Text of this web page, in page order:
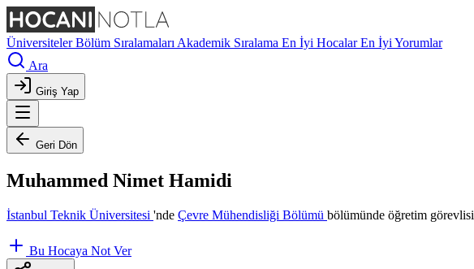
ÜniversitelerBölüm Sıralamaları Akademik Sıralama En İyi HocalarEn İyi Yorumlar
Ara
Giriş Yap
Geri Dön
Muhammed Nimet Hamidi
İstanbul Teknik Üniversitesi 'nde Çevre Mühendisliği Bölümü bölümünde öğretim görevlisi
Bu Hocaya Not Ver